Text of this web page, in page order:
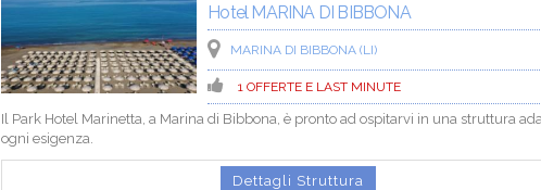
Hotel MARINA DI BIBBONA
MARINA DI BIBBONA (LI)
1 OFFERTE E LAST MINUTE
Il Park Hotel Marinetta, a Marina di Bibbona, è pronto ad ospitarvi in una struttura
ogni esigenza.
Dettagli Struttura